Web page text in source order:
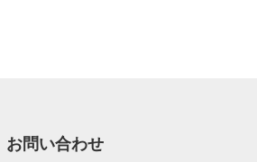
お問い合わせ